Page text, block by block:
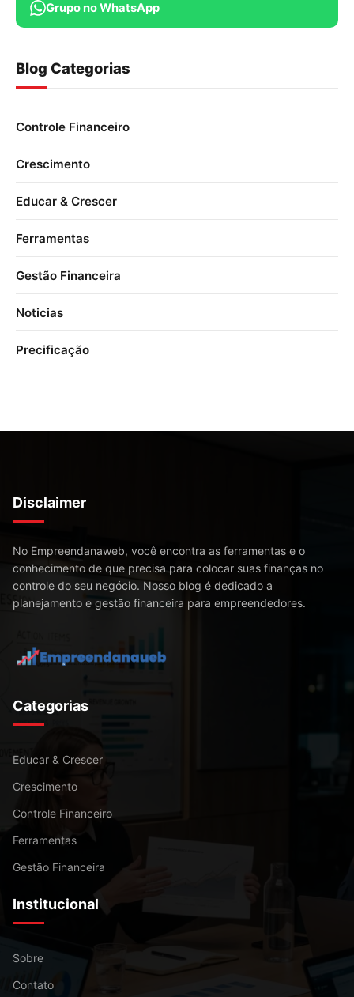
Grupo no WhatsApp
Blog Categorias
Controle Financeiro
Crescimento
Educar & Crescer
Ferramentas
Gestão Financeira
Noticias
Precificação
Disclaimer
No Empreendanaweb, você encontra as ferramentas e o
conhecimento de que precisa para colocar suas finanças no
controle do seu negócio. Nosso blog é dedicado a
planejamento e gestão financeira para empreendedores.
Categorias
Educar & Crescer
Crescimento
Controle Financeiro
Ferramentas
Gestão Financeira
Institucional
Sobre
Contato